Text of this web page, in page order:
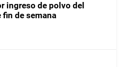
ingreso de polvo del
fin de semana